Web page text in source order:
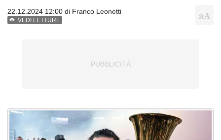
22.12.2024 12:00 di Franco Leonetti
VEDI LETTURE